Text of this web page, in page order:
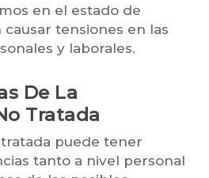
en el estado de
tensiones en las
y laborales.
De La
Tratada
puede tener
tanto a nivel personal